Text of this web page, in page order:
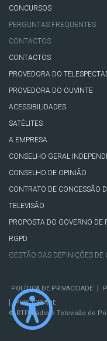
CONCURSOS
PERGUNTAS FREQUENTES
CONTACTOS
CONTACTOS
PROVEDORA DO
PROVEDORA DO OUVINTE
ACESSIBILIDADES
SATÉLITES
A EMPRESA
CONSELHO GERAL
CONSELHO DE OPINIÃO
CONTRATO DE CONCESSÃO
TELEVISÃO
PROPOSTA DO GOVERNO DE
RGPD
GESTÃO DAS DEFINIÇÕES DE
POLÍTICA DE PRIVACIDADE |
|
PUBLICIDADE
© RTP, Rádio e Televisão de